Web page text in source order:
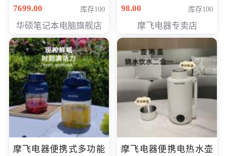
空蓝 oled 智慧轻薄本 会
7699.00 库存100
华硕笔记本电脑旗舰店
98.00
库存100
摩飞电器专卖店
摩飞电器便携式多功能
摩飞电器便携电热水壶